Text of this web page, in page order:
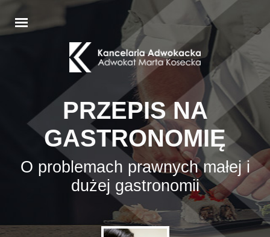
PRZEPIS NA
GASTRONOMIĘ
O problemach prawnych małej i
dużej gastronomii